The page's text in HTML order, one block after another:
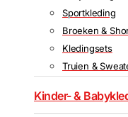
Sportkleding
Broeken &
Kledingsets
Truien &
Kinder- &